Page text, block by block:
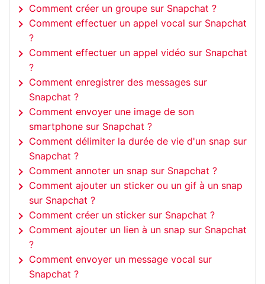
Comment créer un groupe sur Snapchat ?
Comment effectuer un appel vocal sur Snapchat
?
Comment effectuer un appel vidéo sur Snapchat
?
Comment enregistrer des messages sur
Snapchat ?
Comment envoyer une image de son
smartphone sur Snapchat ?
Comment délimiter la durée de vie d'un snap sur
Snapchat ?
Comment annoter un snap sur Snapchat ?
Comment ajouter un sticker ou un gif à un snap
sur Snapchat ?
Comment créer un sticker sur Snapchat ?
Comment ajouter un lien à un snap sur Snapchat
?
Comment envoyer un message vocal sur
Snapchat ?